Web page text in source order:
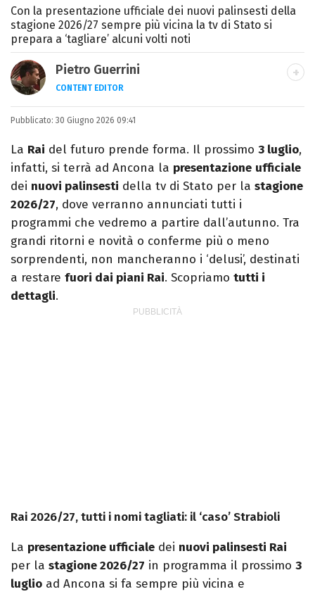
Con la presentazione ufficiale dei nuovi palinsesti della
stagione 2026/27 sempre più vicina la tv di Stato si
prepara a ‘tagliare’ alcuni volti noti
Pietro Guerrini
CONTENT EDITOR
Laurea in Lettere, smania di viaggi e
passione per i cartoni (della pizza e della
Pixar).
Pubblicato: 30 Giugno 2026 09:41
La Rai del futuro prende forma. Il prossimo 3 luglio,
infatti, si terrà ad Ancona la presentazione ufficiale
dei nuovi palinsesti della tv di Stato per la stagione
2026/27, dove verranno annunciati tutti i
programmi che vedremo a partire dall’autunno. Tra
grandi ritorni e novità o conferme più o meno
sorprendenti, non mancheranno i ‘delusi’, destinati
a restare fuori dai piani Rai. Scopriamo tutti i
dettagli.
Rai 2026/27, tutti i nomi tagliati: il ‘caso’ Strabioli
La presentazione ufficiale dei nuovi palinsesti Rai
per la stagione 2026/27 in programma il prossimo 3
luglio ad Ancona si fa sempre più vicina e